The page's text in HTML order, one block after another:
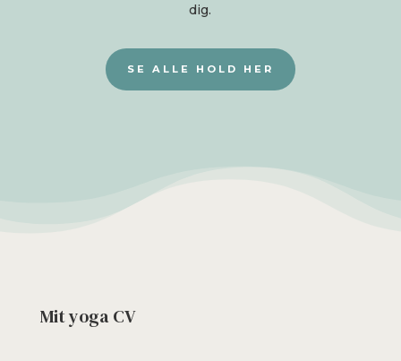
dig.
SE ALLE HOLD HER
Mit yoga CV